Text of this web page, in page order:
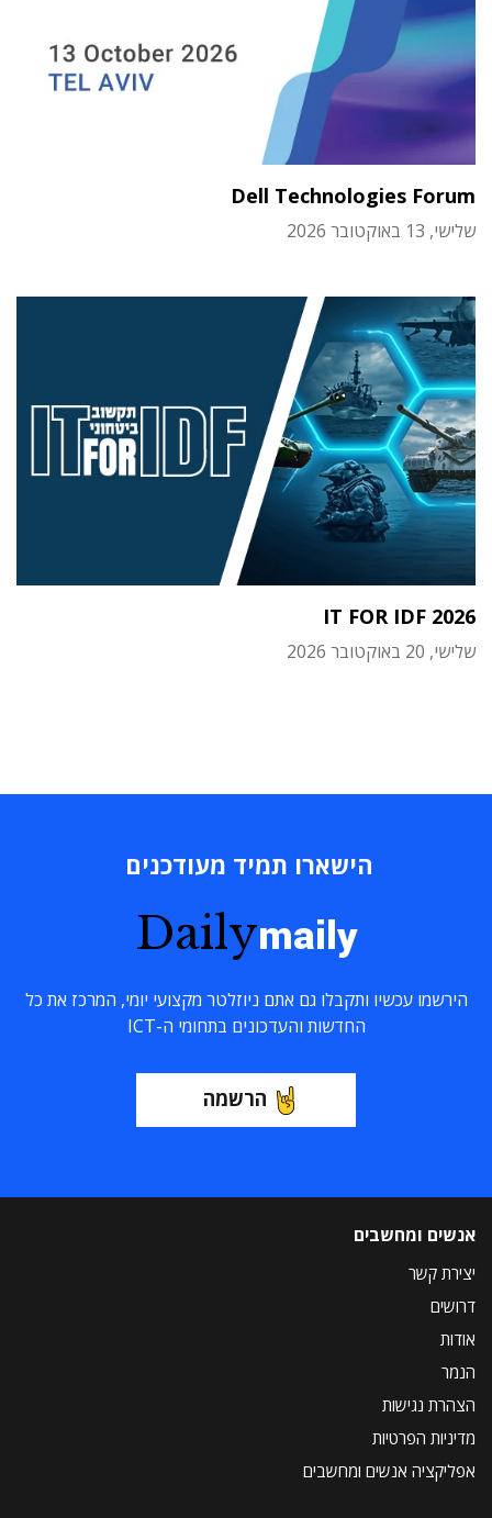
Dell Technologies Forum
שלישי, 13 באוקטובר 2026
IT FOR IDF 2026
שלישי, 20 באוקטובר 2026
הישארו תמיד מעודכנים
Dailymaily
הירשמו עכשיו ותקבלו גם אתם ניוזלטר מקצועי יומי, המרכז את כל
החדשות והעדכונים בתחומי ה-ICT
הרשמה
אנשים ומחשבים
יצירת קשר
דרושים
אודות
הנמר
הצהרת נגישות
מדיניות הפרטיות
אפליקציה אנשים ומחשבים